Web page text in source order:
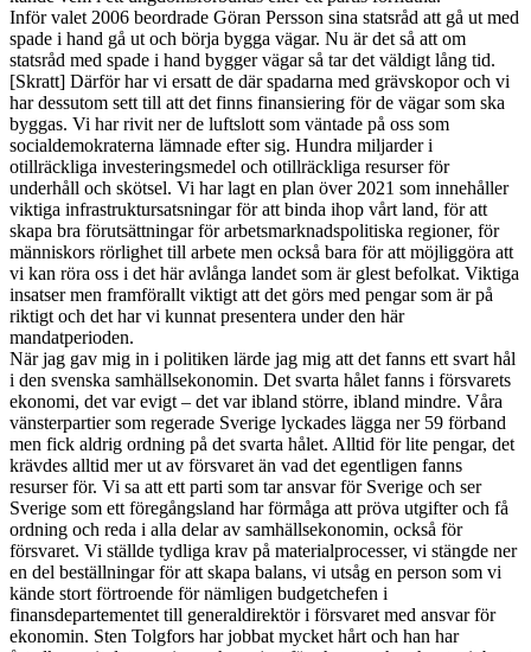
Inför valet 2006 beordrade Göran Persson sina statsråd att gå ut med
spade i hand gå ut och börja bygga vägar. Nu är det så att om
statsråd med spade i hand bygger vägar så tar det väldigt lång tid.
[Skratt] Därför har vi ersatt de där spadarna med grävskopor och vi
har dessutom sett till att det finns finansiering för de vägar som ska
byggas. Vi har rivit ner de luftslott som väntade på oss som
socialdemokraterna lämnade efter sig. Hundra miljarder i
otillräckliga investeringsmedel och otillräckliga resurser för
underhåll och skötsel. Vi har lagt en plan över 2021 som innehåller
viktiga infrastruktursatsningar för att binda ihop vårt land, för att
skapa bra förutsättningar för arbetsmarknadspolitiska regioner, för
människors rörlighet till arbete men också bara för att möjliggöra att
vi kan röra oss i det här avlånga landet som är glest befolkat. Viktiga
insatser men framförallt viktigt att det görs med pengar som är på
riktigt och det har vi kunnat presentera under den här
mandatperioden.
När jag gav mig in i politiken lärde jag mig att det fanns ett svart hål
i den svenska samhällsekonomin. Det svarta hålet fanns i försvarets
ekonomi, det var evigt – det var ibland större, ibland mindre. Våra
vänsterpartier som regerade Sverige lyckades lägga ner 59 förband
men fick aldrig ordning på det svarta hålet. Alltid för lite pengar, det
krävdes alltid mer ut av försvaret än vad det egentligen fanns
resurser för. Vi sa att ett parti som tar ansvar för Sverige och ser
Sverige som ett föregångsland har förmåga att pröva utgifter och få
ordning och reda i alla delar av samhällsekonomin, också för
försvaret. Vi ställde tydliga krav på materialprocesser, vi stängde ner
en del beställningar för att skapa balans, vi utsåg en person som vi
kände stort förtroende för nämligen budgetchefen i
finansdepartementet till generaldirektör i försvaret med ansvar för
ekonomin. Sten Tolgfors har jobbat mycket hårt och han har